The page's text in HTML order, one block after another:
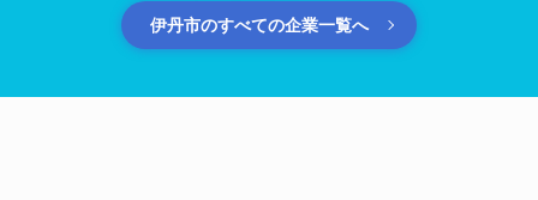
伊丹市のすべての企業一覧へ